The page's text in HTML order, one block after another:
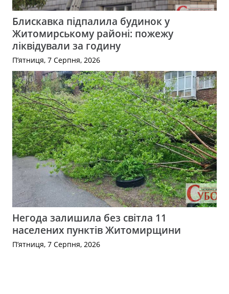
Блискавка підпалила будинок у
Житомирському районі: пожежу
ліквідували за годину
П’ятниця, 7 Серпня, 2026
Негода залишила без світла 11
населених пунктів Житомирщини
П’ятниця, 7 Серпня, 2026